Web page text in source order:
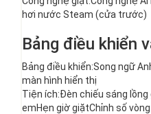
hơi nước Steam (cửa trước)
Bảng điều khiển
Bảng điều khiển:Song ngữ
màn hình hiển thị
Tiện ích:Đèn chiếu sáng
emHẹn giờ giặtChỉnh số